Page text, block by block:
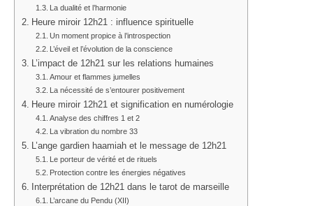
La dualité et l’harmonie
Heure miroir 12h21 : influence spirituelle
Un moment propice à l’introspection
L’éveil et l’évolution de la conscience
L’impact de 12h21 sur les relations humaines
Amour et flammes jumelles
La nécessité de s’entourer positivement
Heure miroir 12h21 et signification en numérologie
Analyse des chiffres 1 et 2
La vibration du nombre 33
L’ange gardien haamiah et le message de 12h21
Le porteur de vérité et de rituels
Protection contre les énergies négatives
Interprétation de 12h21 dans le tarot de marseille
L’arcane du Pendu (XII)